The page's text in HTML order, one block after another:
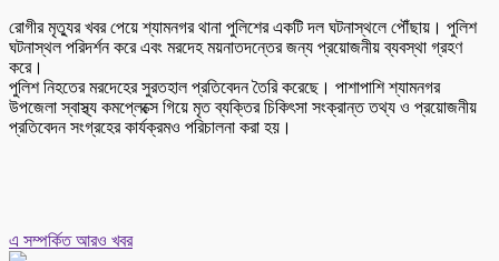
রোগীর মৃত্যুর খবর পেয়ে শ্যামনগর থানা পুলিশের একটি দল ঘটনাস্থলে পৌঁছায়। পুলিশ
ঘটনাস্থল পরিদর্শন করে এবং মরদেহ ময়নাতদন্তের জন্য প্রয়োজনীয় ব্যবস্থা গ্রহণ
করে।
পুলিশ নিহতের মরদেহের সুরতহাল প্রতিবেদন তৈরি করেছে। পাশাপাশি শ্যামনগর
উপজেলা স্বাস্থ্য কমপ্লেক্সে গিয়ে মৃত ব্যক্তির চিকিৎসা সংক্রান্ত তথ্য ও প্রয়োজনীয়
প্রতিবেদন সংগ্রহের কার্যক্রমও পরিচালনা করা হয়।
এ সম্পর্কিত আরও খবর